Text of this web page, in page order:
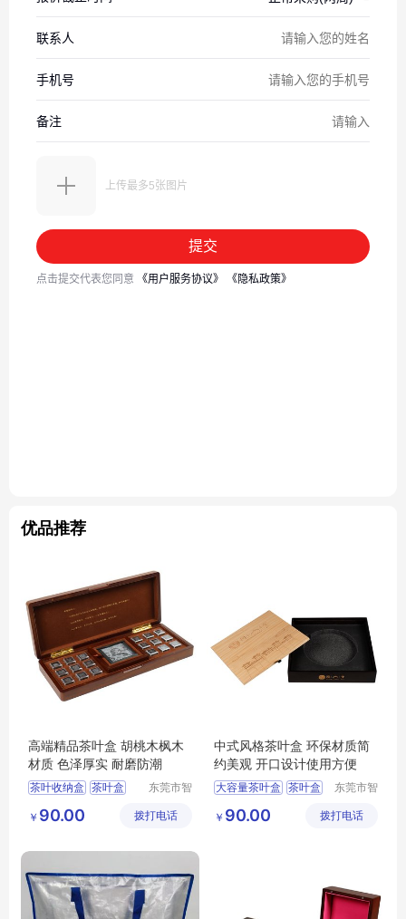
优品推荐
高端精品茶叶盒 胡桃木枫木
材质 色泽厚实 耐磨防潮
茶叶收纳盒 茶叶盒
多功能茶叶盒
东莞市智
限公司
￥ 90.00 拨打电话
中式风格茶叶盒 环保材质简
约美观 开口设计使用方便
大容量茶叶盒 茶叶盒
茶叶收纳盒
东莞市智
限公司
￥ 90.00 拨打电话